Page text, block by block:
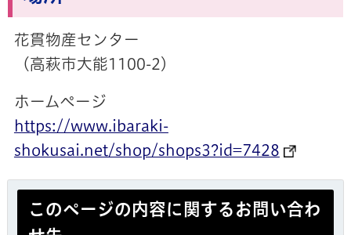
花貫物産センター
（高萩市大能1100-2）
ホームページ
https://www.ibaraki-
shokusai.net/shop/shops3?id=7428
このページの内容に関するお問い合わ